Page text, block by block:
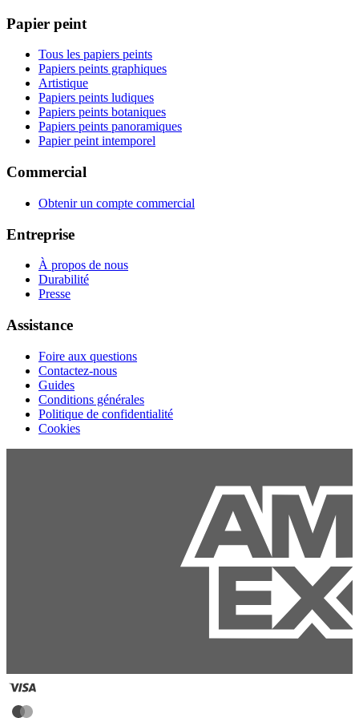
Papier peint
Tous les papiers peints
Papiers peints graphiques
Artistique
Papiers peints ludiques
Papiers peints botaniques
Papiers peints panoramiques
Papier peint intemporel
Commercial
Obtenir un compte commercial
Entreprise
À propos de nous
Durabilité
Presse
Assistance
Foire aux questions
Contactez-nous
Guides
Conditions générales
Politique de confidentialité
Cookies